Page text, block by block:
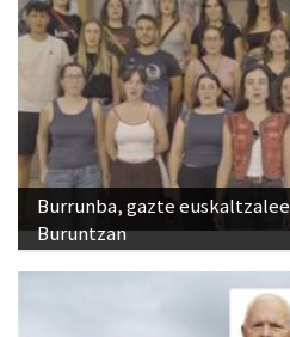
Burrunba, gazte
Buruntzan